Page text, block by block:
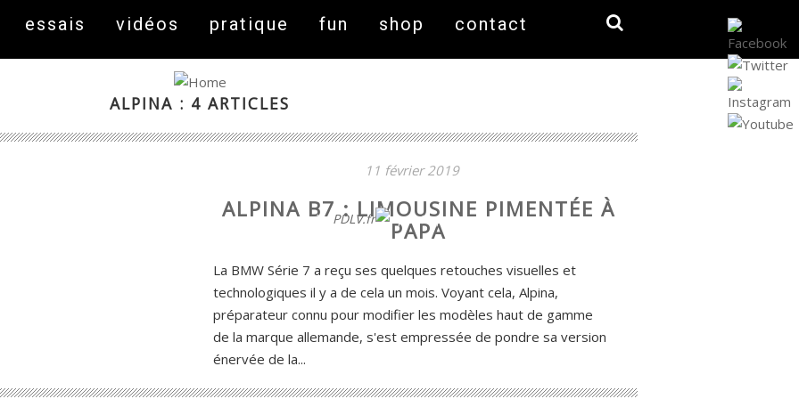
On fait peau neuve ! Découvrez notre nouveau site PDLV.fr
essais vidéos pratique fun shop contact
ALPINA : 4 ARTICLES
11 février 2019
ALPINA B7 : LIMOUSINE PIMENTÉE À
PAPA
La BMW Série 7 a reçu ses quelques retouches visuelles et
technologiques il y a de cela un mois. Voyant cela, Alpina,
préparateur connu pour modifier les modèles haut de gamme
de la marque allemande, s'est empressée de pondre sa version
énervée de la...